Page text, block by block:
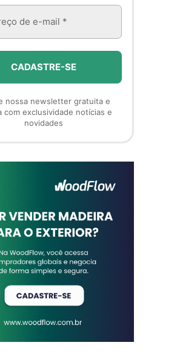
nossa newsletter gratuita e
com exclusividade notícias e
novidades